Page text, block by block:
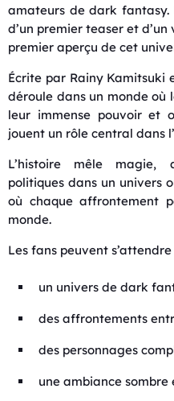
amateurs de dark fantasy.
d’un premier teaser et
premier aperçu de cet
Écrite par Rainy Kamitsuki
déroule dans un monde où
leur immense pouvoir et
jouent un rôle central dans
L’histoire mêle
politiques dans un univers
où chaque affrontement
monde.
Les fans peuvent
un univers de dark
des affrontements
des personnages
une ambiance sombre